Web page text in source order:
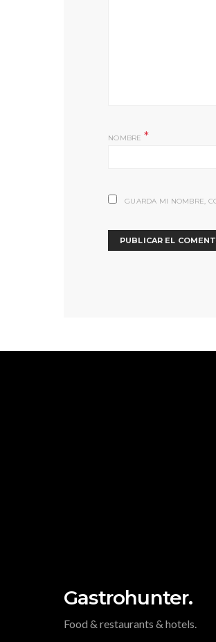
NOMBRE *
GUARDA MI NOMBRE,
Gastrohunter.
Food & restaurants & hotels.